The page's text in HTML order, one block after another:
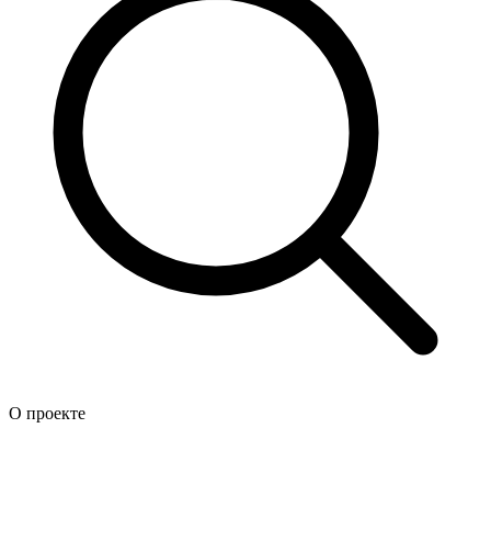
О проекте